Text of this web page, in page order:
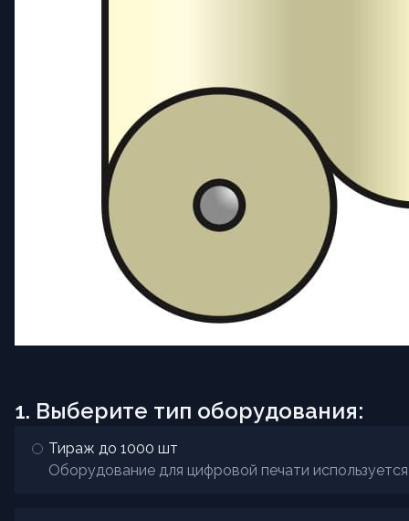
1. Выберите тип оборудования:
Тираж до 1000 шт
Оборудование для